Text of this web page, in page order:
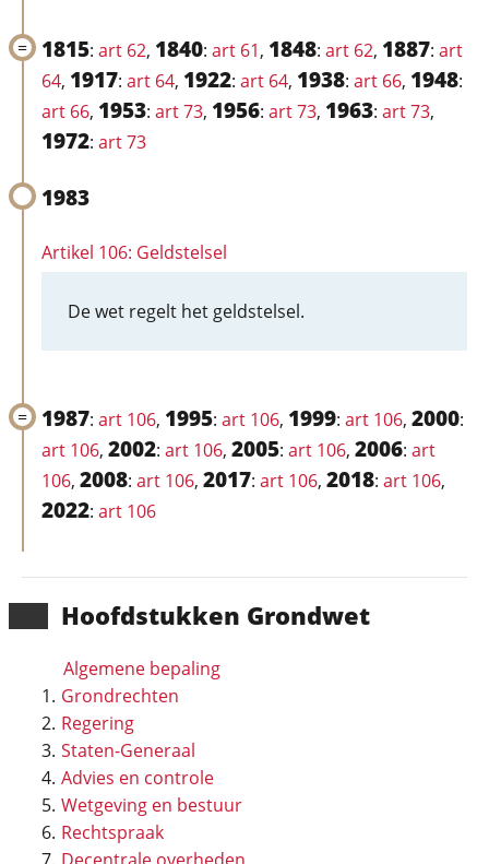
Hoofd­stukken Grondwet
Algemene bepaling
Grondrechten
Regering
Staten-Generaal
Advies en controle
Wetgeving en bestuur
Rechtspraak
1815: art 62, 1840: art 61, 1848: art 62, 1887: art
64, 1917: art 64, 1922: art 64, 1938: art 66, 1948:
art 66, 1953: art 73, 1956: art 73, 1963: art 73,
1972: art 73
1983
Artikel 106: Geldstelsel
De wet regelt het geldstelsel.
1987: art 106, 1995: art 106, 1999: art 106, 2000:
art 106, 2002: art 106, 2005: art 106, 2006: art
106, 2008: art 106, 2017: art 106, 2018: art 106,
2022: art 106